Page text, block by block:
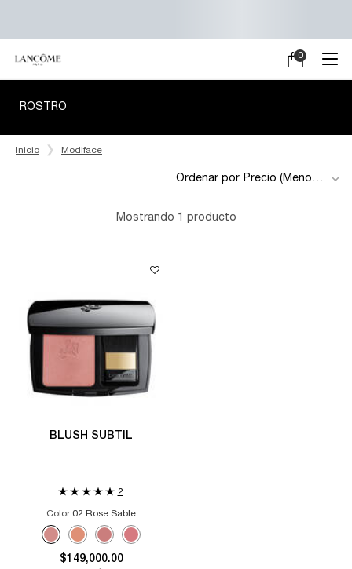
Mi
0
0 producto
ROSTRO
Inicio Modiface
Ordenar por
Mostrando 1 producto
BLUSH SUBTIL
2
Color:02 Rose Sable
Selected
02 Rose Sable color for BLUSH SUBTIL, 1 of 4
Selected
03 Sorbet Corail color for BLUSH SUBTIL, 2 of 4
Selected
041_Figue_Espiégle color for BLUSH SUBTIL, 3 of 4
Selected
351_Blushing_Tresor color for BLUSH SUBTIL, 4 of
$149,000.00